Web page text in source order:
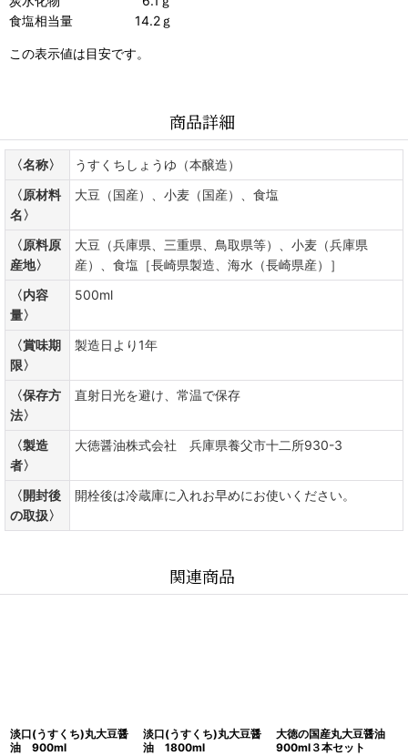
食塩相当量 14.2ｇ
この表示値は目安です。
商品詳細
〈名称〉
うすくちしょうゆ（本醸造）
〈原材料
名〉
大豆（国産）、小麦（国産）、食塩
〈原料原
産地〉
大豆（兵庫県、三重県、鳥取県等）、小麦（兵庫県
産）、食塩［長崎県製造、海水（長崎県産）］
〈内容
量〉
500ml
〈賞味期
限〉
製造日より1年
〈保存方
法〉
直射日光を避け、常温で保存
〈製造
者〉
大徳醤油株式会社 兵庫県養父市十二所930-3
〈開封後
の取扱〉
開栓後は冷蔵庫に入れお早めにお使いください。
関連商品
淡口(うすくち)丸大豆醤
油 900ml
淡口(うすくち)丸大豆醤
油 1800ml
大徳の国産丸大豆醤油
900ml３本セット